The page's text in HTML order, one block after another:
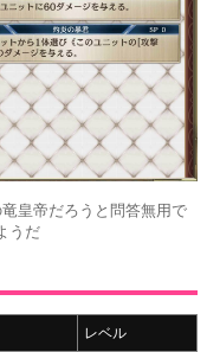
皇帝だろうと問答無用で
うだ
レベル